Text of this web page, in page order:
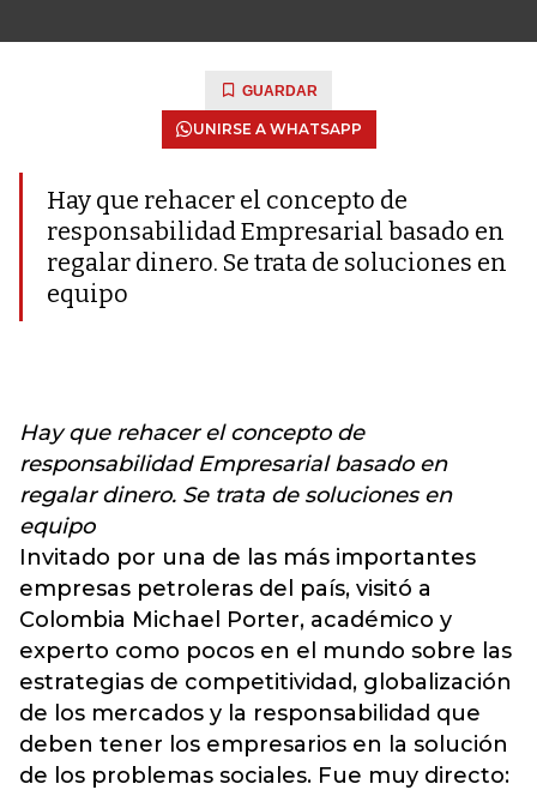
GUARDAR
UNIRSE A WHATSAPP
Hay que rehacer el concepto de
responsabilidad Empresarial basado en
regalar dinero. Se trata de soluciones en
equipo
Hay que rehacer el concepto de
responsabilidad Empresarial basado en
regalar dinero. Se trata de soluciones en
equipo
Invitado por una de las más importantes
empresas petroleras del país, visitó a
Colombia Michael Porter, académico y
experto como pocos en el mundo sobre las
estrategias de competitividad, globalización
de los mercados y la responsabilidad que
deben tener los empresarios en la solución
de los problemas sociales. Fue muy directo: